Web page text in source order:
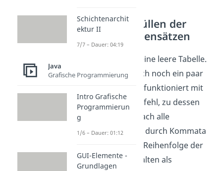
SQL Befehle: Füllen der
Tabelle mit Datensätzen
So! Jetzt haben wir eine leere Tabelle.
Fügen wir doch gleich noch ein paar
Datensätze ein. Das funktioniert mit
dem „insert into“ Befehl, zu dessen
Anwendung du einfach alle
gewünschten Werte durch Kommata
getrennt und in der Reihenfolge der
entsprechenden Spalten als
Schichtenarchit
ektur II
7/7 – Dauer: 04:19
Java
Grafische Programmierung
Intro Grafische
Programmierun
g
1/6 – Dauer: 01:12
GUI-Elemente -
Grundlagen